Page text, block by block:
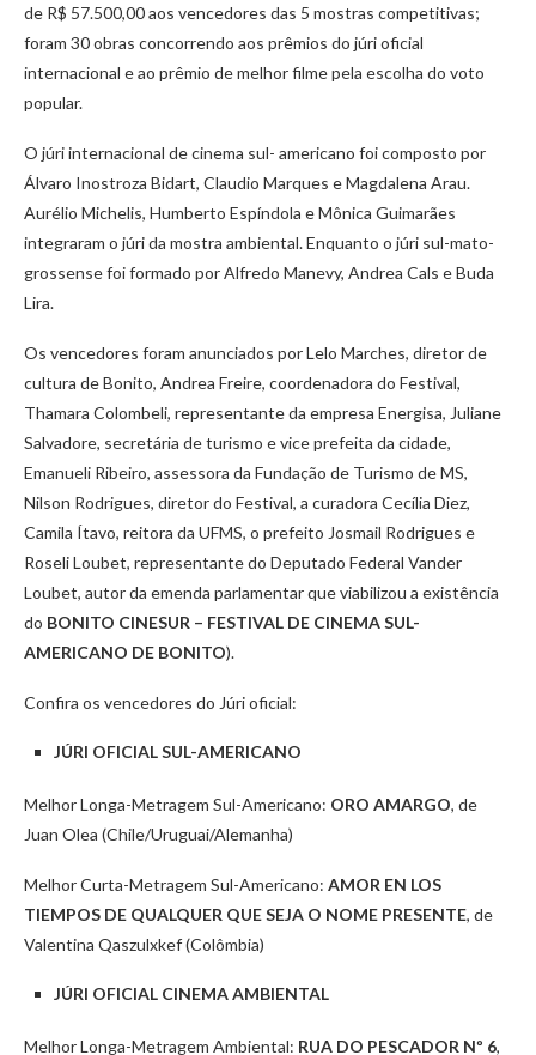
de R$ 57.500,00 aos vencedores das 5 mostras competitivas;
foram 30 obras concorrendo aos prêmios do júri oficial
internacional e ao prêmio de melhor filme pela escolha do voto
popular.
O júri internacional de cinema sul- americano foi composto por
Álvaro Inostroza Bidart, Claudio Marques e Magdalena Arau.
Aurélio Michelis, Humberto Espíndola e Mônica Guimarães
integraram o júri da mostra ambiental. Enquanto o júri sul-mato-
grossense foi formado por Alfredo Manevy, Andrea Cals e Buda
Lira.
Os vencedores foram anunciados por Lelo Marches, diretor de
cultura de Bonito, Andrea Freire, coordenadora do Festival,
Thamara Colombeli, representante da empresa Energisa, Juliane
Salvadore, secretária de turismo e vice prefeita da cidade,
Emanueli Ribeiro, assessora da Fundação de Turismo de MS,
Nilson Rodrigues, diretor do Festival, a curadora Cecília Diez,
Camila Ítavo, reitora da UFMS, o prefeito Josmail Rodrigues e
Roseli Loubet, representante do Deputado Federal Vander
Loubet, autor da emenda parlamentar que viabilizou a existência
do BONITO CINESUR – FESTIVAL DE CINEMA SUL-
AMERICANO DE BONITO).
Confira os vencedores do Júri oficial:
JÚRI OFICIAL SUL-AMERICANO
Melhor Longa-Metragem Sul-Americano: ORO AMARGO, de
Juan Olea (Chile/Uruguai/Alemanha)
Melhor Curta-Metragem Sul-Americano: AMOR EN LOS
TIEMPOS DE QUALQUER QUE SEJA O NOME PRESENTE, de
Valentina Qaszulxkef (Colômbia)
JÚRI OFICIAL CINEMA AMBIENTAL
Melhor Longa-Metragem Ambiental: RUA DO PESCADOR Nº 6,